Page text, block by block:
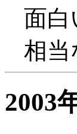
面
相当
2003